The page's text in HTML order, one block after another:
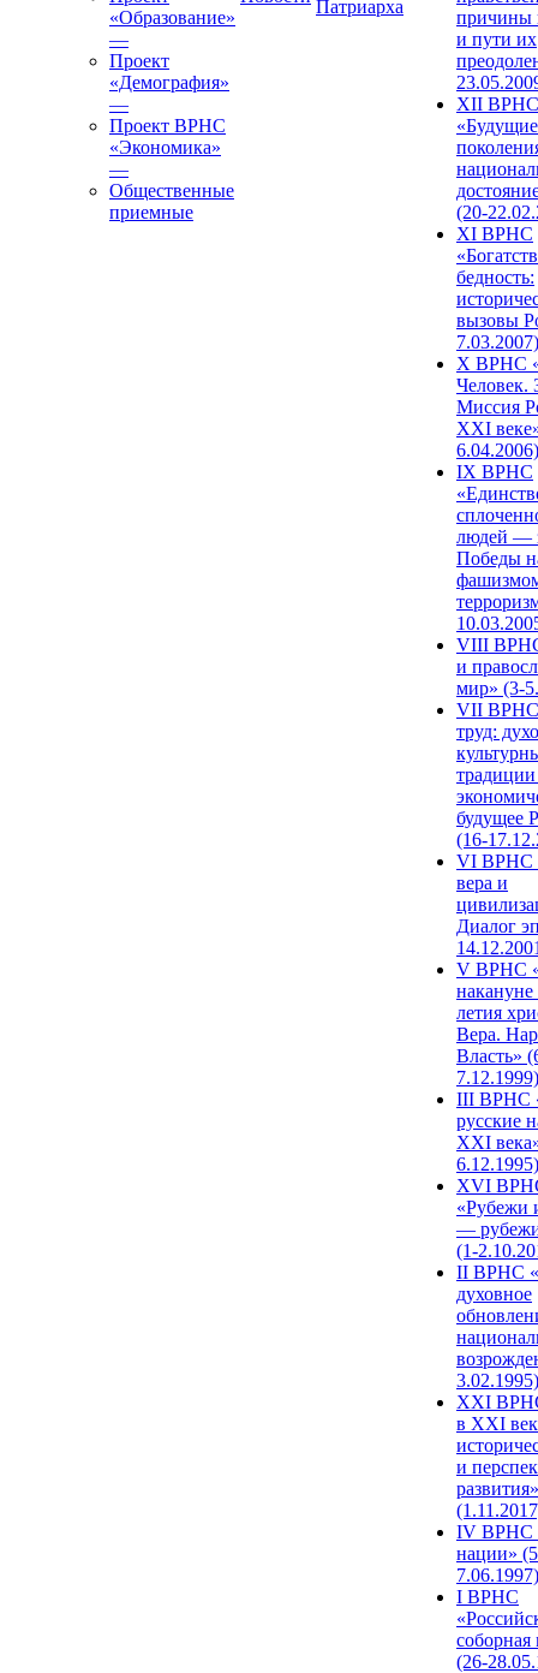
«Образование»
—
Проект
«Демография»
—
Проект ВРНС
«Экономика»
—
Общественные
приемные
Патриарха
причины
и пути их
XII ВРНС
«Будущие
(20-
XI ВРНС
бедность:
вызовы
7.03.2007)
X ВРНС
Человек.
Миссия
XXI
6.04.2006)
IX ВРНС
людей —
Победы
VIII
и
мир» (3-
VII ВРНС
труд:
будущее
(16-
VI ВРНС
вера и
Диалог
V ВРНС
накануне
летия
Вера.
Власть»
7.12.1999)
III ВРНС
русские
XXI
6.12.1995)
XVI
«Рубежи
—
(1-
II ВРНС
духовное
3.02.1995)
XХI
в XXI
и
развития»
IV ВРНС
нации»
7.06.1997)
I ВРНС
(26-